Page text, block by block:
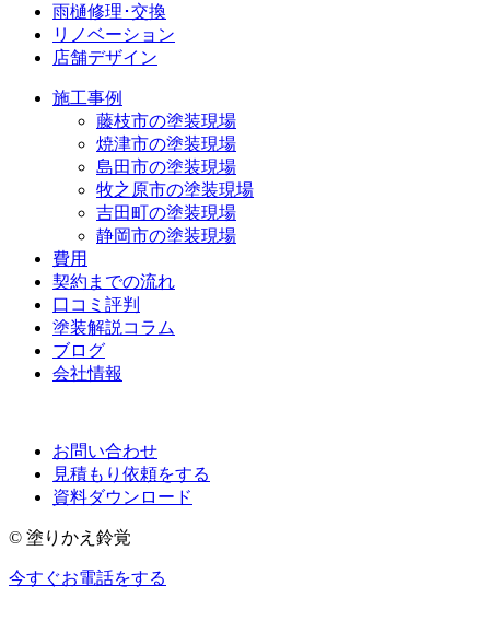
雨樋修理･交換
リノベーション
店舗デザイン
施工事例
藤枝市の塗装現場
焼津市の塗装現場
島田市の塗装現場
牧之原市の塗装現場
吉田町の塗装現場
静岡市の塗装現場
費用
契約までの流れ
口コミ評判
塗装解説コラム
ブログ
会社情報
お問い合わせ
見積もり依頼をする
資料ダウンロード
© 塗りかえ鈴覚
今すぐお電話をする